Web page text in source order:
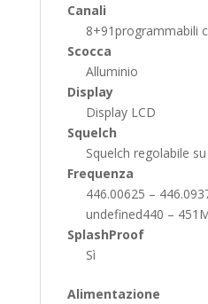
Canali
8+91programmabili
Scocca
Alluminio
Display
Display LCD
Squelch
Squelch regolabile
Frequenza
446.00625 –
undefined440 –
SplashProof
Sì
Alimentazione